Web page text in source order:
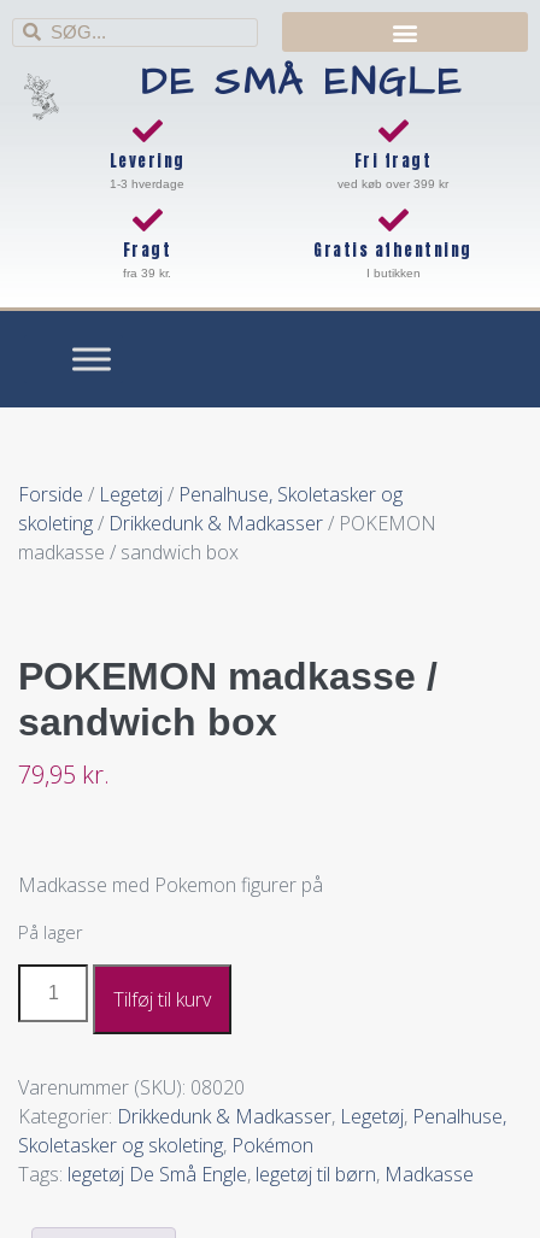
DE SMÅ ENGLE
Levering
1-3 hverdage
Fri fragt
ved køb over 399 kr
Fragt
fra 39 kr.
Gratis afhentning
I butikken
Forside / Legetøj/ Penalhuse, Skoletasker og
skoleting/ Drikkedunk & Madkasser/ POKEMON
madkasse / sandwich box
POKEMON madkasse /
sandwich box
79,95 kr.
Madkasse med Pokemon figurer på
På lager
Tilføj til kurv
Varenummer (SKU): 08020
Kategorier: Drikkedunk & Madkasser, Legetøj, Penalhuse,
Skoletasker og skoleting, Pokémon
Tags: legetøj De Små Engle, legetøj til børn, Madkasse